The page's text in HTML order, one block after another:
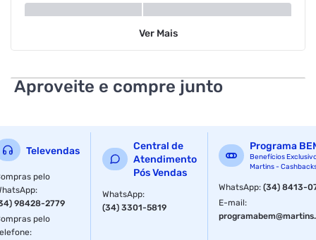
Ver Mais
Aproveite e compre junto
Televendas
pelo
:
98428-2779
pelo
:
Central de
Atendimento
Pós Vendas
WhatsApp:
(34) 3301-5819
Programa
Benefícios
Martins -
WhatsApp:(34) 8413-
E-mail: